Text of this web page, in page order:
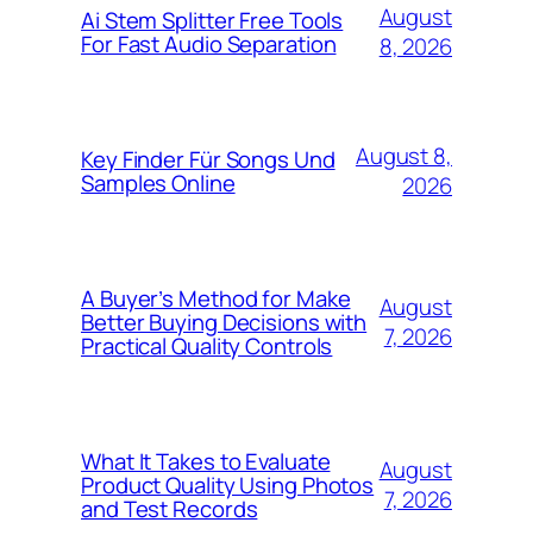
Ai Stem Splitter Free Tools
For Fast Audio Separation
August
8, 2026
Key Finder Für Songs Und
Samples Online
August 8,
2026
A Buyer’s Method for Make
Better Buying Decisions with
Practical Quality Controls
August
7, 2026
What It Takes to Evaluate
Product Quality Using Photos
and Test Records
August
7, 2026